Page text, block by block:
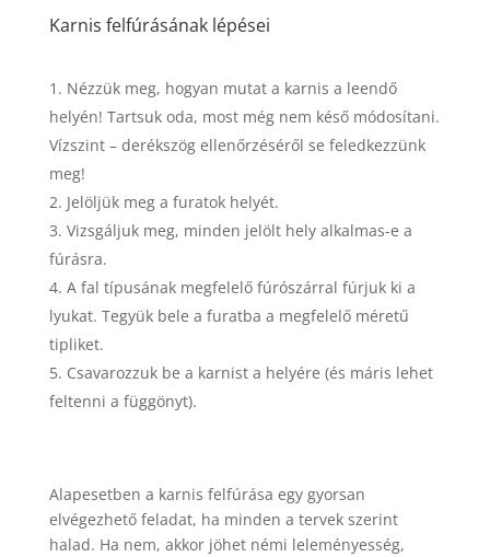
Karnis felfúrásának lépései
Nézzük meg, hogyan mutat a karnis a leendő
helyén! Tartsuk oda, most még nem késő módosítani.
Vízszint – derékszög ellenőrzéséről se feledkezzünk
meg!
Jelöljük meg a furatok helyét.
Vizsgáljuk meg, minden jelölt hely alkalmas-e a
fúrásra.
A fal típusának megfelelő fúrószárral fúrjuk ki a
lyukat. Tegyük bele a furatba a megfelelő méretű
tipliket.
Csavarozzuk be a karnist a helyére (és máris lehet
feltenni a függönyt).
Alapesetben a karnis felfúrása egy gyorsan
elvégezhető feladat, ha minden a tervek szerint
halad. Ha nem, akkor jöhet némi leleményesség,